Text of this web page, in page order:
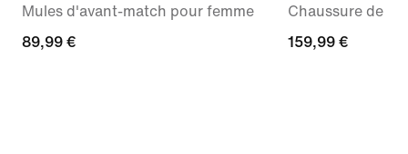
Mules d'avant-match pour femme
89,99 €
89,99 €
Chaussure de
159,99 €
159,99 €